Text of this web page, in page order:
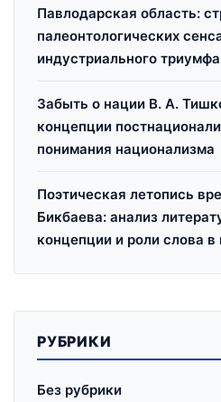
Павлодарская область:
палеонтологических
индустриального триумфа
Забыть о нации В. А.
концепции
понимания национализма
Поэтическая летопись
Бикбаева: анализ
концепции и роли слова в
РУБРИКИ
Без рубрики